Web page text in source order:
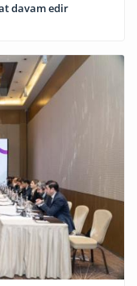
davam edir